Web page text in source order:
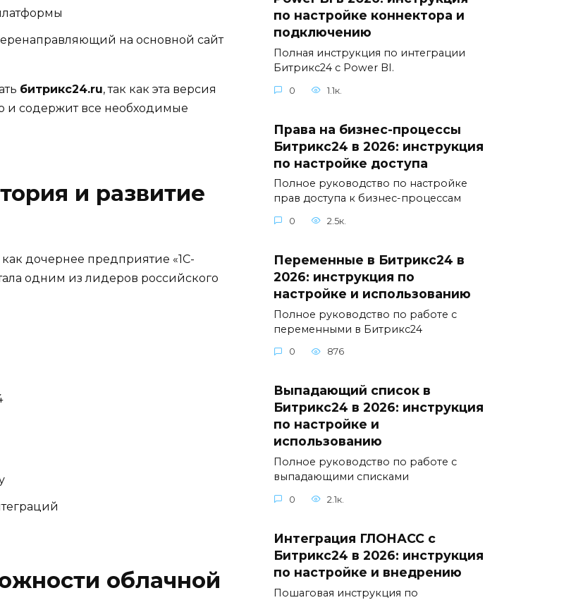
на основной сайт
битрикс24.ru, так как эта версия
и содержит все необходимые
и развитие
дочернее предприятие «1С-
одним из лидеров российского
облачной
по настройке коннектора и
подключению
Полная инструкция по интеграции
Битрикс24 с Power BI.
0 1.1к.
Права на бизнес-процессы
Битрикс24 в 2026: инструкция
по настройке доступа
Полное руководство по настройке
прав доступа к бизнес-процессам
0 2.5к.
Переменные в Битрикс24 в
2026: инструкция по
настройке и использованию
Полное руководство по работе с
переменными в Битрикс24
0 876
Выпадающий список в
Битрикс24 в 2026: инструкция
по настройке и
использованию
Полное руководство по работе с
выпадающими списками
0 2.1к.
Интеграция ГЛОНАСС с
Битрикс24 в 2026: инструкция
по настройке и внедрению
Пошаговая инструкция по